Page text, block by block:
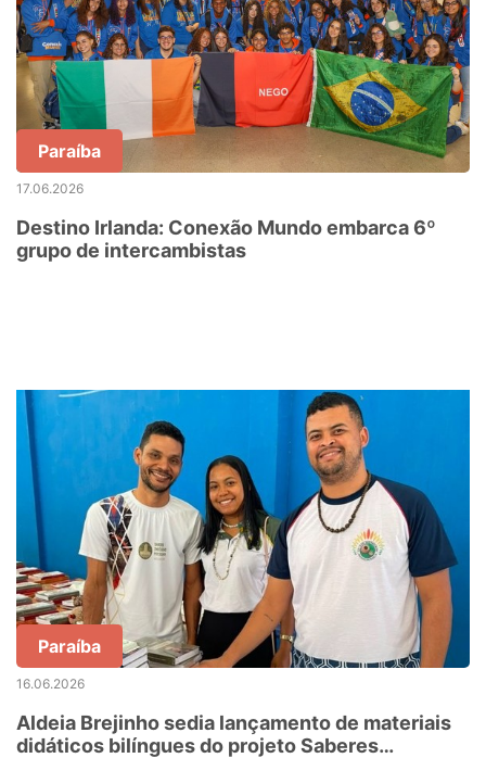
Paraíba
17.06.2026
Destino Irlanda: Conexão Mundo embarca 6º
grupo de intercambistas
Paraíba
16.06.2026
Aldeia Brejinho sedia lançamento de materiais
didáticos bilíngues do projeto Saberes